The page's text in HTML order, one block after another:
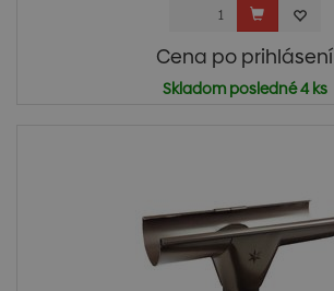
Cena po prihlásení
Skladom posledné 4 ks